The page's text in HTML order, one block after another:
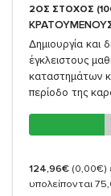
2ΟΣ ΣΤΟΧΟΣ
Δημιουργία και
έγκλειστους
καταστημάτων
περίοδο της
124,96€ (0,00€)
υπολείπονται